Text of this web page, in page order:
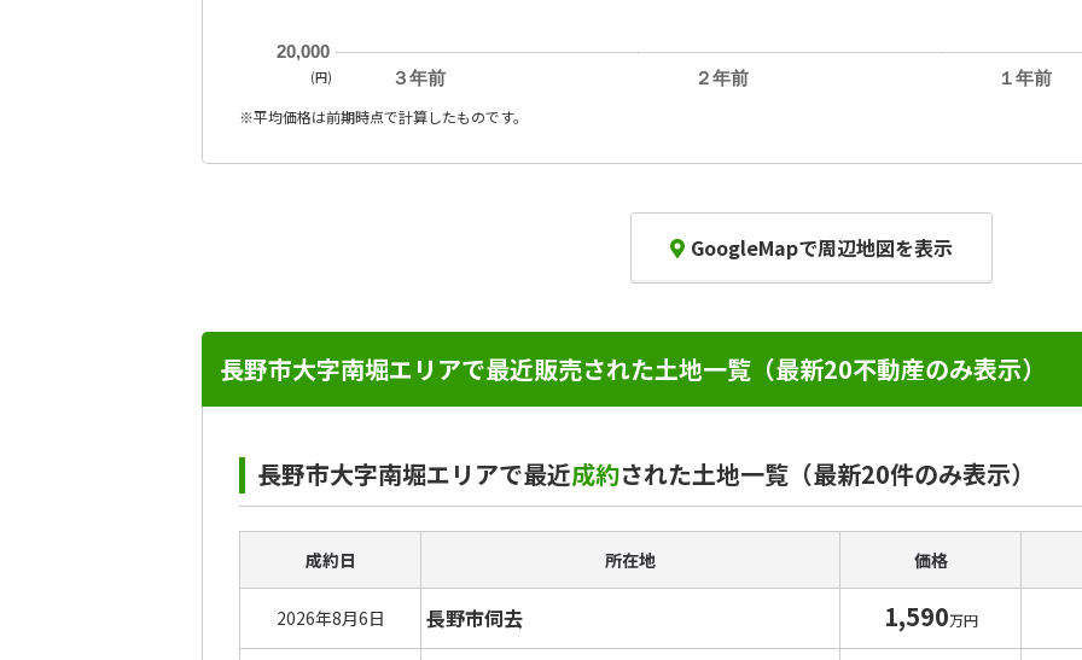
３年前 ２年前 １年前
20,000
(円)
※平均価格は前期時点で計算したものです。
GoogleMapで周辺地図を表示
長野市大字南堀エリアで最近販売された土地一覧（最新20不動産のみ表示）
長野市大字南堀エリアで最近成約された土地一覧（最新20件のみ表示）
成約日 所在地 価格
2026年8月6日 長野市伺去 1,590万円